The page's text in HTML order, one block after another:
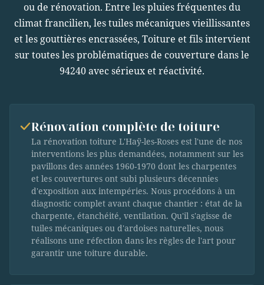
ou de rénovation. Entre les pluies fréquentes du
climat francilien, les tuiles mécaniques vieillissantes
et les gouttières encrassées, Toiture et fils intervient
sur toutes les problématiques de couverture dans le
94240 avec sérieux et réactivité.
Rénovation complète de toiture
La rénovation toiture L'Haÿ-les-Roses est l'une de nos
interventions les plus demandées, notamment sur les
pavillons des années 1960-1970 dont les charpentes
et les couvertures ont subi plusieurs décennies
d'exposition aux intempéries. Nous procédons à un
diagnostic complet avant chaque chantier : état de la
charpente, étanchéité, ventilation. Qu'il s'agisse de
tuiles mécaniques ou d'ardoises naturelles, nous
réalisons une réfection dans les règles de l'art pour
garantir une toiture durable.